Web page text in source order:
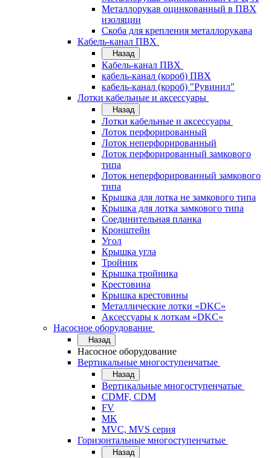
Металлорукав оцинкованный в ПВХ
изоляции
Скоба для крепления металлорукава
Кабель-канал ПВХ
Назад
Кабель-канал ПВХ
кабель-канал (короб) ПВХ
кабель-канал (короб) "Рувинил"
Лотки кабельные и аксессуары
Назад
Лотки кабельные и аксессуары
Лоток перфорированный
Лоток неперфорированный
Лоток перфорированный замкового
типа
Лоток неперфорированный замкового
типа
Крышка для лотка не замкового типа
Крышка для лотка замкового типа
Соединительная планка
Кронштейн
Угол
Крышка угла
Тройник
Крышка тройника
Крестовина
Крышка крестовины
Металлические лотки «DKC»
Аксессуары к лоткам «DKC»
Насосное оборудование
Назад
Насосное оборудование
Вертикальные многоступенчатые
Назад
Вертикальные многоступенчатые
CDMF, CDM
FV
MK
MVC, MVS серия
Горизонтальные многоступенчатые
Назад